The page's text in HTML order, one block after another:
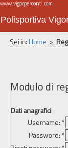
www.vigorperconti.com
Polisportiva
Sei in:Home >
Modulo di
Dati anagrafici
Username: *
Password: *